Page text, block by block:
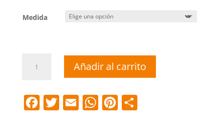
Medida
efficient
cantidad
Añadir al carrito
F T E W Pi C